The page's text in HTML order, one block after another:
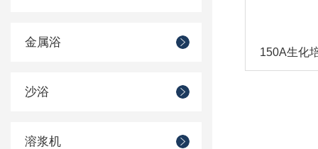
金属浴
沙浴
溶浆机
150A生化